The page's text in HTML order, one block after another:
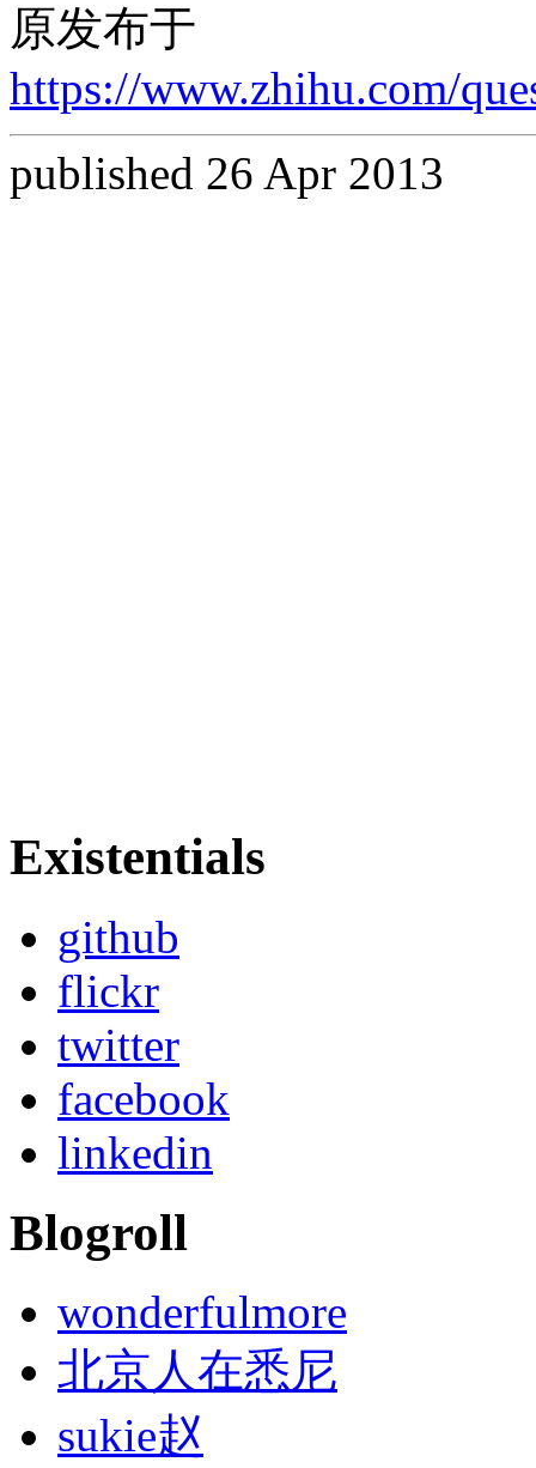
原发布于
https://www.zhihu.com/
published 26 Apr 2013
Existentials
github
flickr
twitter
facebook
linkedin
Blogroll
wonderfulmore
北京人在悉尼
sukie赵